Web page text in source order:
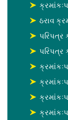
ઠરાવ
પરિપત્ર
પરિપત્ર